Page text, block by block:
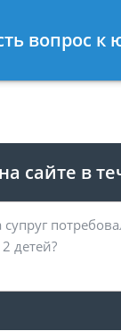
сайте в
вопрос к